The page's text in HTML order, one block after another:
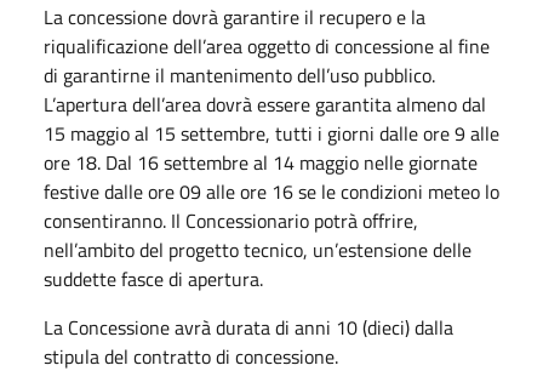
La concessione dovrà garantire il recupero e la
riqualificazione dell’area oggetto di concessione al fine
di garantirne il mantenimento dell’uso pubblico.
L’apertura dell’area dovrà essere garantita almeno dal
15 maggio al 15 settembre, tutti i giorni dalle ore 9 alle
ore 18. Dal 16 settembre al 14 maggio nelle giornate
festive dalle ore 09 alle ore 16 se le condizioni meteo lo
consentiranno. Il Concessionario potrà offrire,
nell’ambito del progetto tecnico, un’estensione delle
suddette fasce di apertura.
La Concessione avrà durata di anni 10 (dieci) dalla
stipula del contratto di concessione.